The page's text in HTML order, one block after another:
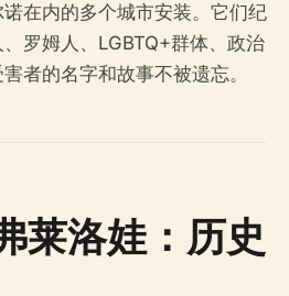
在内的多个城市安装。它们纪
罗姆人、LGBTQ+群体、政治
者的名字和故事不被遗忘。
莱洛娃：历史